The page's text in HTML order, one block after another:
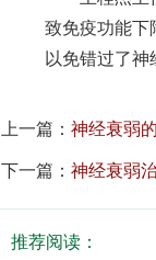
致免疫功能下
以免错过了神
上一篇： 神经衰弱
下一篇： 神经衰弱
推荐阅读：